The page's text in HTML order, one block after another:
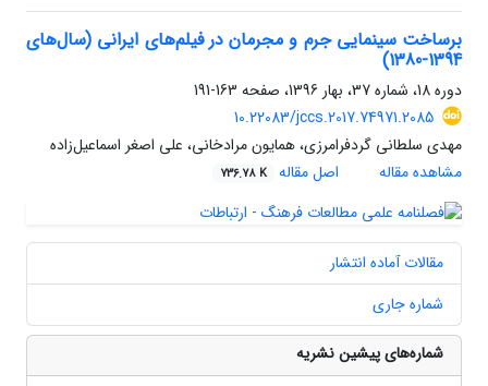
برساخت سینمایی جرم و مجرمان در فیلم‌های ایرانی (سال‌های
1394-1380)
دوره 18، شماره 37، بهار 1396، صفحه
163-191
10.22083/jccs.2017.74971.2085
مهدی سلطانی گردفرامرزی، همایون مرادخانی، علی اصغر اسماعیل‌زاده
مشاهده مقاله
اصل مقاله 736.78 K
مقالات آماده انتشار
شماره جاری
شماره‌های پیشین نشریه